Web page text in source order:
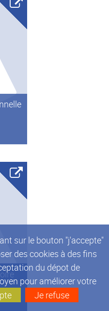
sur le bouton "j'accepte"
des cookies à des fins
du dépot de
pour améliorer votre
Je refuse